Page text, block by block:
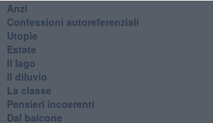
Anzi
Confessioni autoreferenziali
Utopie
Estate
Il lago
Il diluvio
La classe
Pensieri incoerenti
Dal balcone